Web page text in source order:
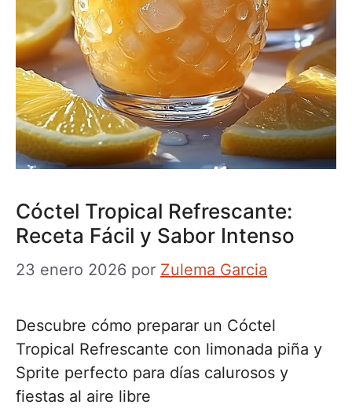
Cóctel Tropical Refrescante:
Receta Fácil y Sabor Intenso
23 enero 2026 por Zulema Garcia
Descubre cómo preparar un Cóctel
Tropical Refrescante con limonada piña y
Sprite perfecto para días calurosos y
fiestas al aire libre